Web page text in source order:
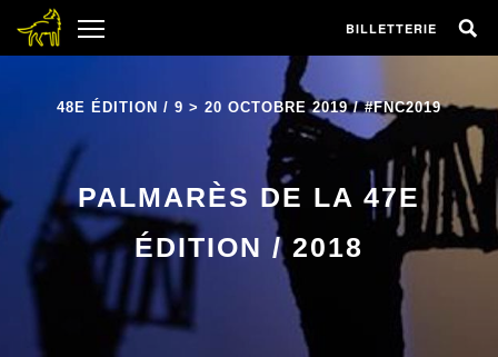
48E ÉDITION / 9 > 20 OCTOBRE 2019 / #FNC2019
PALMARÈS DE LA 47E
ÉDITION / 2018
BILLETTERIE